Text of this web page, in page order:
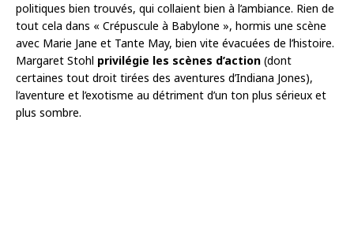
politiques bien trouvés, qui collaient bien à l’ambiance. Rien de
tout cela dans « Crépuscule à Babylone », hormis une scène
avec Marie Jane et Tante May, bien vite évacuées de l’histoire.
Margaret Stohl privilégie les scènes d’action (dont
certaines tout droit tirées des aventures d’Indiana Jones),
l’aventure et l’exotisme au détriment d’un ton plus sérieux et
plus sombre.